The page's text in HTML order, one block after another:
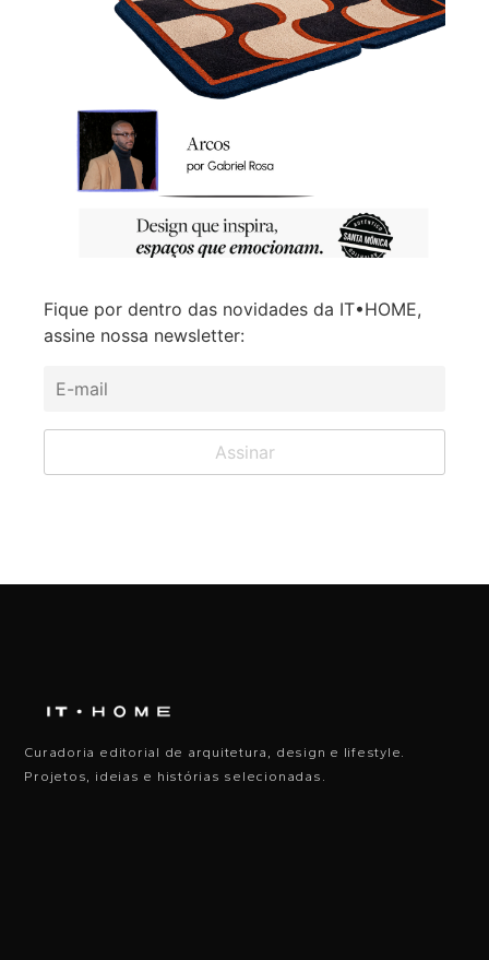
Fique por dentro das novidades da IT•HOME,
assine nossa newsletter:
Curadoria editorial de arquitetura, design e lifestyle.
Projetos, ideias e histórias selecionadas.